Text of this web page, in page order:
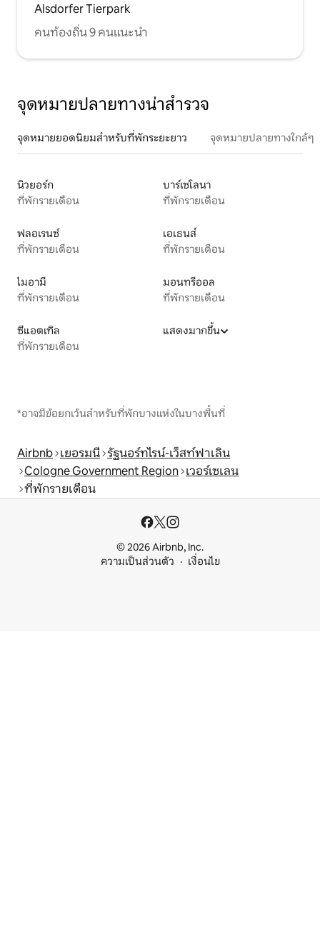
Alsdorfer Tierpark
คนท้องถิ่น 9 คนแนะนำ
จุดหมายปลายทางน่าสำรวจ
จุดหมายยอดนิยมสำหรับที่พักระยะยาว จุดหมายปลายทางใกล้ๆ
นิวยอร์ก
ที่พักรายเดือน
บาร์เซโลนา
ที่พักรายเดือน
ฟลอเรนซ์
ที่พักรายเดือน
เอเธนส์
ที่พักรายเดือน
ไมอามี
ที่พักรายเดือน
มอนทรีออล
ที่พักรายเดือน
ซีแอตเทิล
ที่พักรายเดือน
แสดงมากขึ้น
*อาจมีข้อยกเว้นสำหรับที่พักบางแห่งในบางพื้นที่
Airbnb เยอรมนี รัฐนอร์ทไรน์-เว็สท์ฟาเลิน
Cologne Government Region เวอร์เซเลน
ที่พักรายเดือน
© 2026 Airbnb, Inc.
ความเป็นส่วนตัว
เงื่อนไข